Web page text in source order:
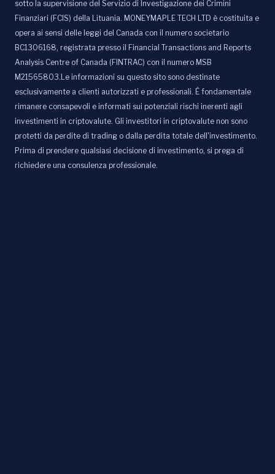
sotto la supervisione del Servizio di Investigazione dei Crimini
Finanziari (FCIS) della Lituania. MONEYMAPLE TECH LTD è costituita e
opera ai sensi delle leggi del Canada con il numero societario
BC1306168, registrata presso il Financial Transactions and Reports
Analysis Centre of Canada (FINTRAC) con il numero MSB
M21565803.Le informazioni su questo sito sono destinate
esclusivamente a clienti autorizzati e professionali. È fondamentale
rimanere consapevoli e informati sui potenziali rischi inerenti agli
investimenti in criptovalute. Gli investitori in criptovalute non sono
protetti da perdite di trading o dalla perdita totale dell'investimento.
Prima di prendere qualsiasi decisione di investimento, si prega di
richiedere una consulenza professionale.